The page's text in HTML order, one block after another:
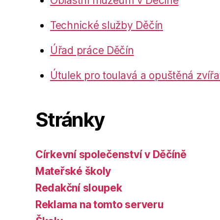
Technické služby Děčín
Úřad práce Děčín
Útulek pro toulavá a opuštěná
Stránky
Církevní společenství v Děčíně
Mateřské školy
Redakční sloupek
Reklama na tomto serveru